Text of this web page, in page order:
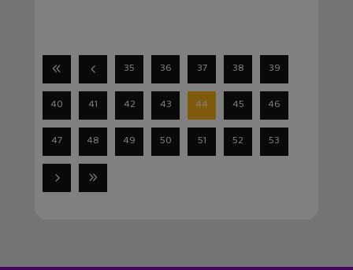
35 36 37 38 39
40 41 42 43 44 45 46
47 48 49 50 51 52 53